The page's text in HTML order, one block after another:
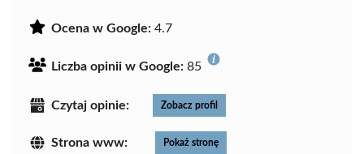
Ocena w Google: 4.7
Liczba opinii w Google: 85
Czytaj opinie: Zobacz profil
Strona www: Pokaż stronę